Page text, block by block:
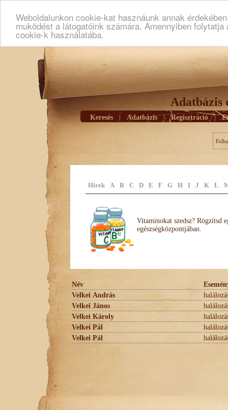
Weboldalunkon cookie-kat hasznáunk annak
muködést a látogatóink számára. Amennyiben
cookie-k használatába.
Adatbázis
Keresés Adatbázis | Regisztráció |
Hírek A B C D E F G H I J K L
Vitaminokat szedsz? Rögzítsd
egészségközpontjában.
Név
Velkei András
Velkei János
Velkei Károly
Velkei Pál
Velkei Pál